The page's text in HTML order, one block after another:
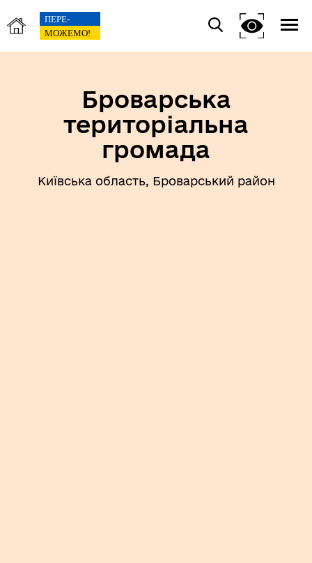
Броварська
територіальна
громада
Київська область, Броварський район